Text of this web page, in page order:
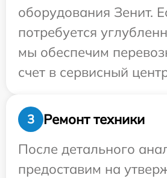
оборудования Зенит.
потребуется
мы обеспечим
счет в сервисный
3
Ремонт техники
После детального
предоставим на